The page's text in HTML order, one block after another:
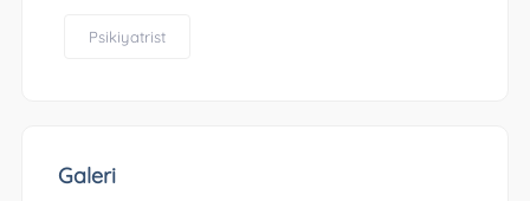
Psikiyatrist
Galeri